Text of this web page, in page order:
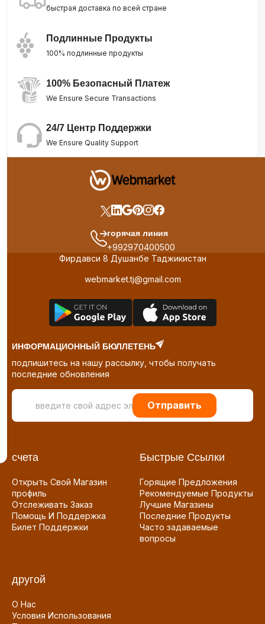
быстрая доставка по всей стране
Подлинные Продукты
100% подлинные продукты
100% Безопасный Платеж
We Ensure Secure Transactions
24/7 Центр Поддержки
We Ensure Quality Support
горячая линия
+992970400500
Фирдавси 8 Душанбе Таджикистан
webmarket.tj@gmail.com
ИНФОРМАЦИОННЫЙ БЮЛЛЕТЕНЬ
подпишитесь на нашу рассылку, чтобы получать
последние обновления
Отправить
счета
Открыть Свой Магазин
профиль
Отслеживать Заказ
Помощь И Поддержка
Билет Поддержки
Быстрые Ссылки
Горящие Предложения
Рекомендуемые Продукты
Лучшие Магазины
Последние Продукты
Часто задаваемые
вопросы
другой
О Нас
Условия Использования